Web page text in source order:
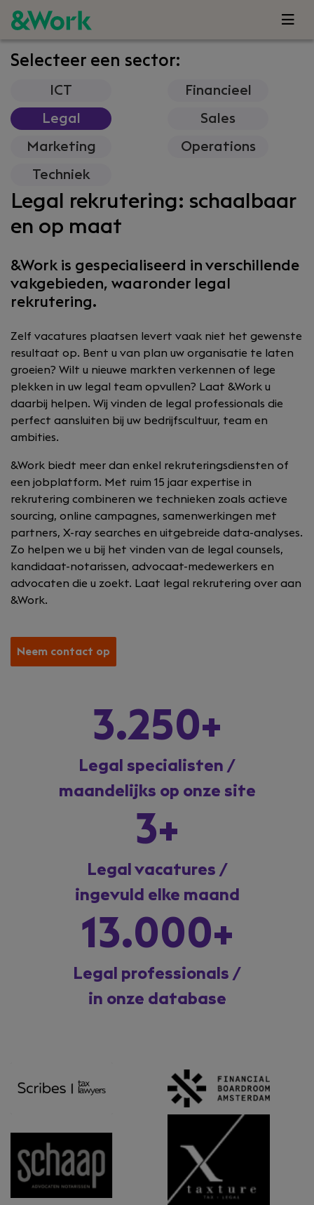
Selecteer een sector:
ICT
Financieel
Legal
Sales
Marketing
Operations
Techniek
Legal rekrutering: schaalbaar
en op maat
&Work is gespecialiseerd in verschillende
vakgebieden, waaronder legal
rekrutering.
Zelf vacatures plaatsen levert vaak niet het gewenste
resultaat op. Bent u van plan uw organisatie te laten
groeien? Wilt u nieuwe markten verkennen of lege
plekken in uw legal team opvullen? Laat &Work u
daarbij helpen. Wij vinden de legal professionals die
perfect aansluiten bij uw bedrijfscultuur, team en
ambities.
&Work biedt meer dan enkel rekruteringsdiensten of
een jobplatform. Met ruim 15 jaar expertise in
rekrutering combineren we technieken zoals actieve
sourcing, online campagnes, samenwerkingen met
partners, X-ray searches en uitgebreide data-analyses.
Zo helpen we u bij het vinden van de legal counsels,
kandidaat-notarissen, advocaat-medewerkers en
advocaten die u zoekt. Laat legal rekrutering over aan
&Work.
Neem contact op
3.250+
Legal specialisten /
maandelijks op onze site
3+
Legal vacatures /
ingevuld elke maand
13.000+
Legal professionals /
in onze database